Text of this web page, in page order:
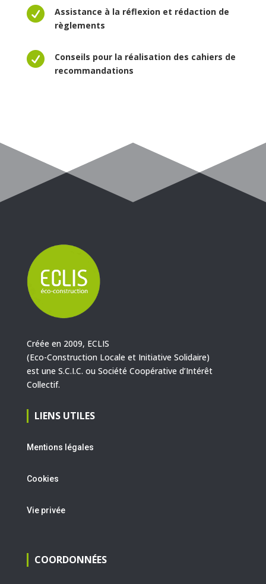

Assistance à la réflexion et rédaction de
règlements

Conseils pour la réalisation des cahiers de
recommandations
Créée en 2009, ECLIS
(Eco-Construction Locale et Initiative Solidaire)
est une S.C.I.C. ou Société Coopérative d’Intérêt
Collectif.
LIENS UTILES
Mentions légales
Cookies
Vie privée
COORDONNÉES